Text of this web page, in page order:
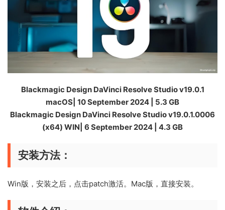
Blackmagic Design DaVinci Resolve Studio v19.0.1
macOS| 10 September 2024 | 5.3 GB
Blackmagic Design DaVinci Resolve Studio v19.0.1.0006
(x64) WIN| 6 September 2024 | 4.3 GB
安装方法：
Win版，安装之后，点击patch激活。Mac版，直接安装。